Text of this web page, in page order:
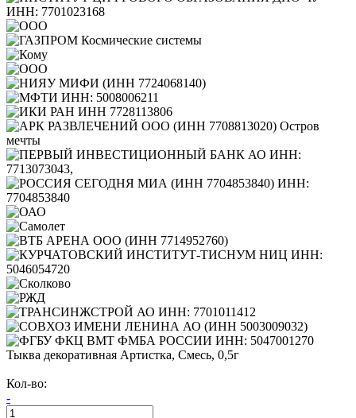
Тыква декоративная Артистка, Смесь, 0,5г
Кол-во:
-